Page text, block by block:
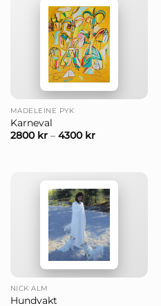
MADELEINE PYK
Karneval
2800 kr– 4300 kr
NICK ALM
Hundvakt